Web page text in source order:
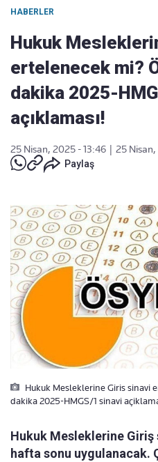
HABERLER
Hukuk
ertelenecek mi?
dakika 2025-
açıklaması!
25 Nisan, 2025 - 13:46
25
Paylaş
Hukuk Mesleklerine Giris sinavi
dakika 2025-HMGS/1 sinavi
Hukuk Mesleklerine Giriş
hafta sonu uygulanacak.